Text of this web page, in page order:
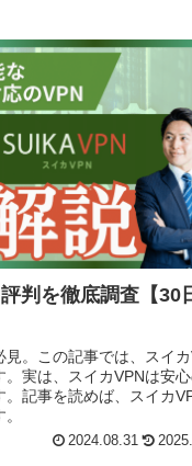
判を徹底調査【30
見。この記事では、スイ
実は、スイカVPNは安
記事を読めば、スイカ
2024.08.31